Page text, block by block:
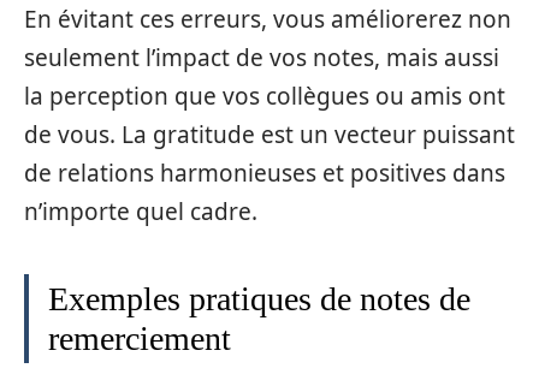
En évitant ces erreurs, vous améliorerez non
seulement l’impact de vos notes, mais aussi
la perception que vos collègues ou amis ont
de vous. La gratitude est un vecteur puissant
de relations harmonieuses et positives dans
n’importe quel cadre.
Exemples pratiques de notes de
remerciement